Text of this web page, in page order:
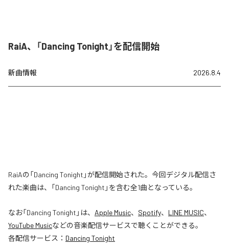
RaiA、「Dancing Tonight」を配信開始
新曲情報 2026.8.4
RaiAの「Dancing Tonight」が配信開始された。今回デジタル配信さ
れた楽曲は、「Dancing Tonight」を含む全1曲となっている。
なお「Dancing Tonight 」は、 Apple Music、 Spotify、 LINE MUSIC、
YouTube Musicなどの音楽配信サービスで聴くことができる。
各配信サービス： Dancing Tonight